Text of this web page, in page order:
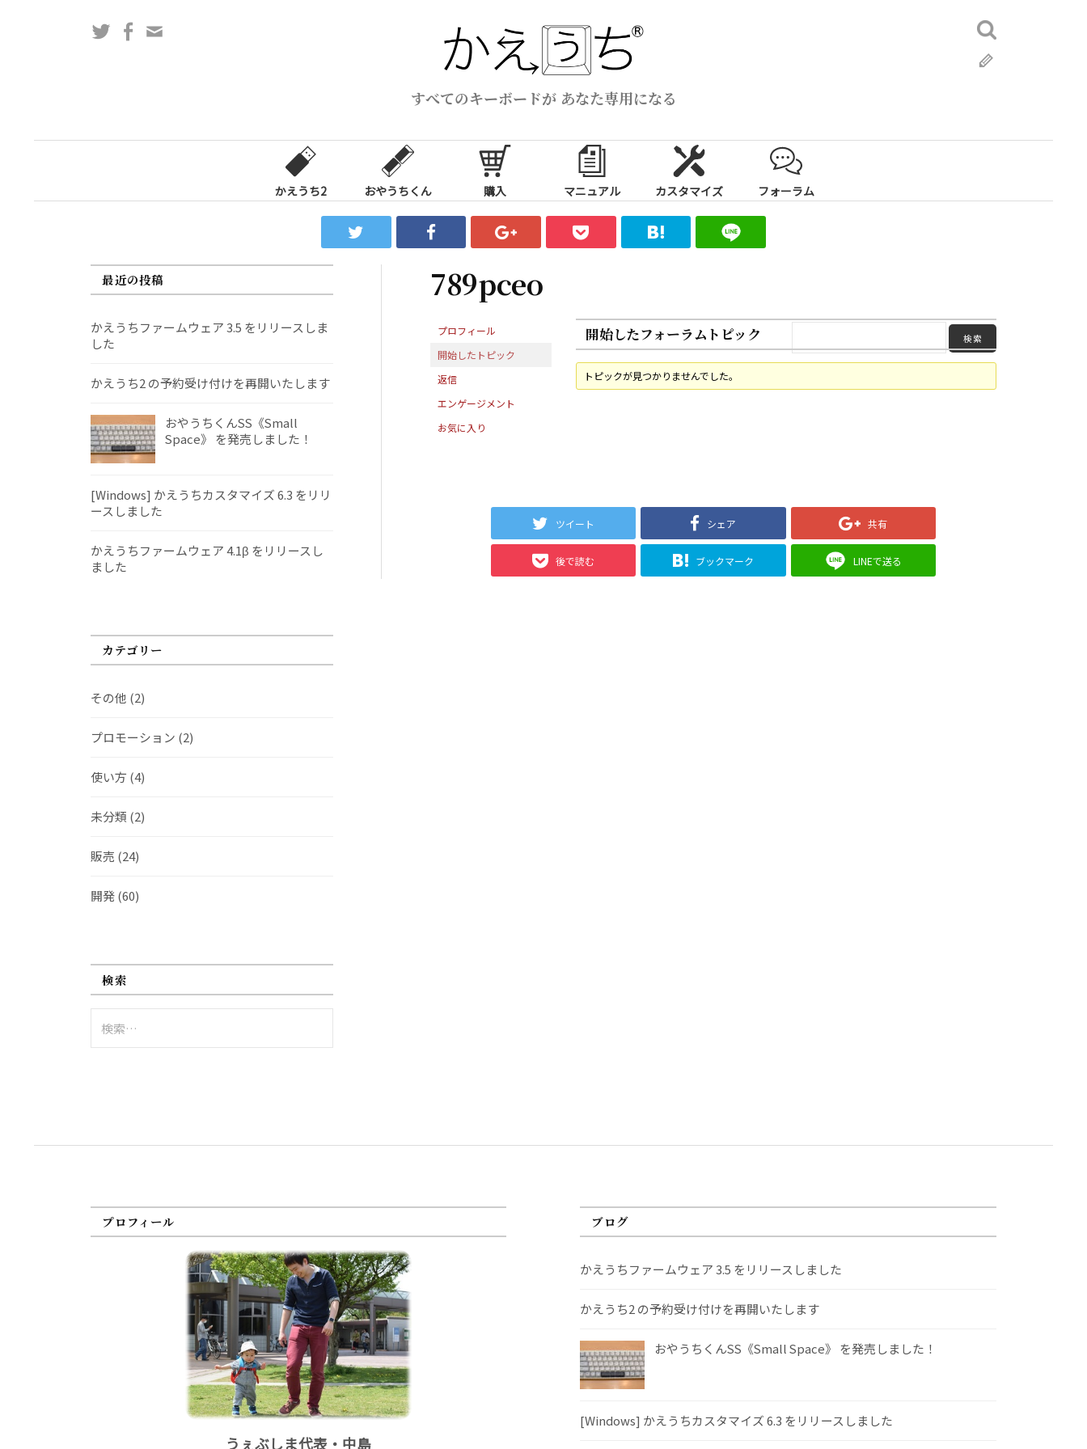
ス
すべてのキーボードが あなた専用になる
TwitterFacebook
検
索:
かえうち2 おやうちくん 購入 マニュアル カスタマイズ フォーラム
789pceo
プロフィール
開始したトピック
返信
エンゲージメント
お気に入り
開始したフォーラムトピック
トピックが見つかりませんでした。
ツイート シェア 共有
後で読む ブックマーク LINEで送る
最近の投稿
かえうちファームウェア 3.5 をリリースしま
した
かえうち2 の予約受け付けを再開いたします
おやうちくんSS《Small
Space》 を発売しました！
[Windows] かえうちカスタマイズ 6.3 をリリ
ースしました
かえうちファームウェア 4.1β をリリースし
ました
カテゴリー
その他 (2)
プロモーション (2)
使い方 (4)
未分類 (2)
販売 (24)
開発(60)
検索
索:
プロフィール
うぇぶしま代表・中島
ブログ
かえうちファームウェア 3.5 をリリースしました
かえうち2 の予約受け付けを再開いたします
おやうちくんSS《Small Space》 を発売しました！
[Windows] かえうちカスタマイズ 6.3 をリリースしました